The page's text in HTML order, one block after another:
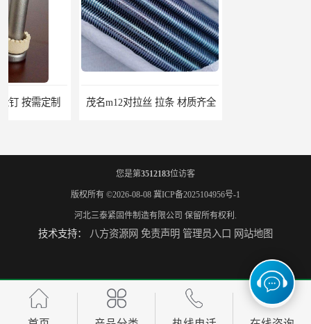
茂名m12对拉丝 拉条 材质齐全 江苏对拉丝图片 拉条 高服务
江门地脚螺栓 地笼 量大从优 桂林7字地脚螺栓 地笼 高服务
您是第3512183位访客
版权所有 ©2026-08-08 冀ICP备2025104956号-1
河北三泰紧固件制造有限公司 保留所有权利.
技术支持： 八方资源网 免责声明 管理员入口 网站地图